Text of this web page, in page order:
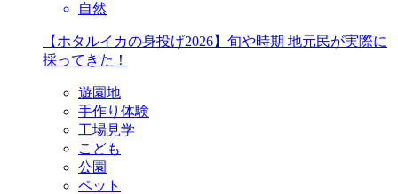
自然
【ホタルイカの身投げ2026】旬や時期 地元民が実際に
採ってきた！
遊園地
手作り体験
工場見学
こども
公園
ペット